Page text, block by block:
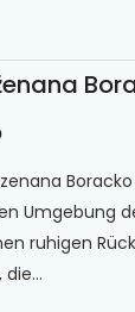
Umgebung
ruhigen
die...